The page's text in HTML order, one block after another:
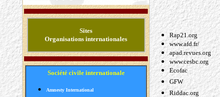
Sites
Organisations internationales
Société civile internationale
Amnesty International
Rap21.org
www.afd.fr/
apad.revues.org
www.cesbc.org
Ecofac
GFW
Riddac.org